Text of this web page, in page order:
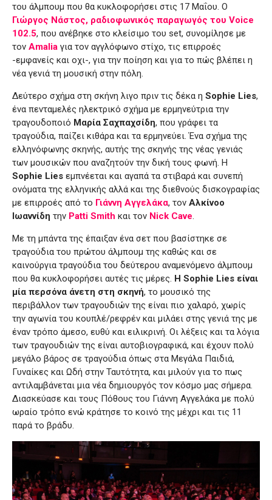
του άλμπουμ που θα κυκλοφορήσει στις 17 Μαΐου. Ο
Γιώργος Νάστος, ραδιοφωνικός παραγωγός του Voice
102.5, που ανέβηκε στο κλείσιμο του set, συνομίλησε με
τον Amalia για τον αγγλόφωνο στίχο, τις επιρροές
-εμφανείς και οχι-, για την ποίηση και για το πώς βλέπει η
νέα γενιά τη μουσική στην πόλη.
Δεύτερο σχήμα στη σκήνη λιγο πριν τις δέκα η Sophie Lies,
ένα πενταμελές ηλεκτρικό σχήμα με ερμηνεύτρια την
τραγουδοποιό Μαρία Σαχπαχσίδη, που γράφει τα
τραγούδια, παίζει κιθάρα και τα ερμηνεύει. Ένα σχήμα της
ελληνόφωνης σκηνής, αυτής της σκηνής της νέας γενιάς
των μουσικών που αναζητούν την δική τους φωνή. Η
Sophie Lies εμπνέεται και αγαπά τα στιβαρά και συνεπή
ονόματα της ελληνικής αλλά και της διεθνούς δισκογραφίας
με επιρροές από το Γιάννη Αγγελάκα, τον Αλκίνοο
Ιωαννίδη την Patti Smith και τον Nick Cave.
Με τη μπάντα της έπαιξαν ένα σετ που βασίστηκε σε
τραγούδια του πρώτου άλμπουμ της καθώς και σε
καινούργια τραγούδια του δεύτερου αναμενόμενο άλμπουμ
που θα κυκλοφορήσει αυτές τις μέρες. Η Sophie Lies είναι
μία περσόνα άνετη στη σκηνή, το μουσικό της
περιβάλλον των τραγουδιών της είναι πιο χαλαρό, χωρίς
την αγωνία του κουπλέ/ρεφρέν και μιλάει στης γενιά της με
έναν τρόπο άμεσο, ευθύ και ειλικρινή. Οι λέξεις και τα λόγια
των τραγουδιών της είναι αυτοβιογραφικά, και έχουν πολύ
μεγάλο βάρος σε τραγούδια όπως στα Μεγάλα Παιδιά,
Γυναίκες και Ωδή στην Ταυτότητα, και μιλούν για το πως
αντιλαμβάνεται μια νέα δημιουργός τον κόσμο μας σήμερα.
Διασκεύασε και τους Πόθους του Γιάννη Αγγελάκα με πολύ
ωραίο τρόπο ενώ κράτησε το κοινό της μέχρι και τις 11
παρά το βράδυ.